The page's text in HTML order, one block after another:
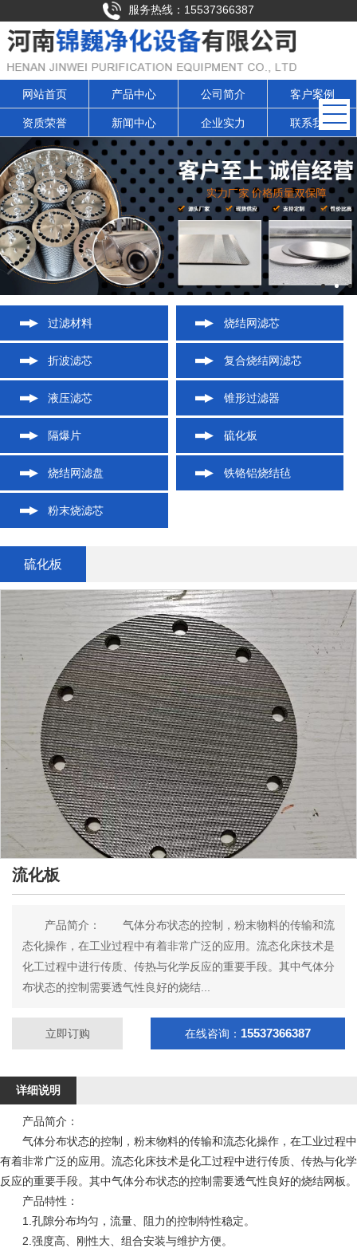
服务热线：15537366387
网站首页 产品中心 公司简介 客户案例
资质荣誉 新闻中心 企业实力 联系我们
过滤材料 烧结网滤芯
折波滤芯 复合烧结网滤芯
液压滤芯 锥形过滤器
隔爆片 硫化板
烧结网滤盘 铁铬铝烧结毡
粉末烧滤芯
硫化板
流化板
产品简介： 气体分布状态的控制，粉末物料的传输和流
态化操作，在工业过程中有着非常广泛的应用。流态化床技术是
化工过程中进行传质、传热与化学反应的重要手段。其中气体分
布状态的控制需要透气性良好的烧结...
立即订购 在线咨询： 15537366387
详细说明
产品简介：
气体分布状态的控制，粉末物料的传输和流态化操作，在工业过程中
有着非常广泛的应用。流态化床技术是化工过程中进行传质、传热与化学
反应的重要手段。其中气体分布状态的控制需要透气性良好的烧结网板。
产品特性：
1.孔隙分布均匀，流量、阻力的控制特性稳定。
2.强度高、刚性大、组合安装与维护方便。